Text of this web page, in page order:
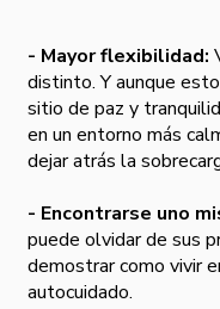
- Mayor flexibilidad:
distinto. Y aunque
sitio de paz y
en un entorno más
dejar atrás la
- Encontrarse uno
puede olvidar de sus
demostrar como vivir
autocuidado.